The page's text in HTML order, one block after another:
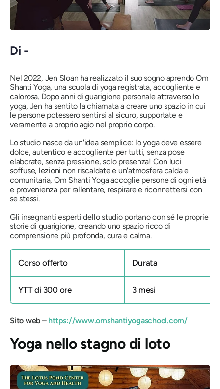
Di -
Nel 2022, Jen Sloan ha realizzato il suo sogno aprendo Om
Shanti Yoga, una scuola di yoga registrata, accogliente e
calorosa. Dopo anni di guarigione personale attraverso lo
yoga, Jen ha sentito la chiamata a creare uno spazio in cui
le persone potessero sentirsi al sicuro, supportate e
veramente a proprio agio nel proprio corpo.
Lo studio nasce da un'idea semplice: lo yoga deve essere
dolce, autentico e accogliente per tutti, senza pose
elaborate, senza pressione, solo presenza! Con luci
soffuse, lezioni non riscaldate e un'atmosfera calda e
comunitaria, Om Shanti Yoga accoglie persone di ogni età
e provenienza per rallentare, respirare e riconnettersi con
se stessi.
Gli insegnanti esperti dello studio portano con sé le proprie
storie di guarigione, creando uno spazio ricco di
comprensione più profonda, cura e calma.
Corso offerto Durata
YTT di 300 ore 3 mesi
Sito web – https://www.omshantiyogaschool.com/
Yoga nello stagno di loto